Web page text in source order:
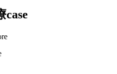
case